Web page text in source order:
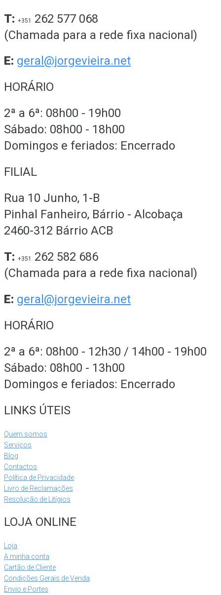
T: +351
262 577 068
(Chamada para a rede fixa nacional)
E: geral@jorgevieira.net
HORÁRIO
2ª a 6ª: 08h00 - 19h00
Sábado: 08h00 - 18h00
Domingos e feriados: Encerrado
FILIAL
Rua 10 Junho, 1-B
Pinhal Fanheiro, Bárrio - Alcobaça
2460-312 Bárrio ACB
T: +351
262 582 686
(Chamada para a rede fixa nacional)
E: geral@jorgevieira.net
HORÁRIO
2ª a 6ª: 08h00 - 12h30 / 14h00 - 19h00
Sábado: 08h00 - 13h00
Domingos e feriados: Encerrado
LINKS ÚTEIS
Quem somos
Serviços
Blog
Contactos
Política de Privacidade
Livro de Reclamações
Resolução de Litígios
LOJA ONLINE
Loja
A minha conta
Cartão de Cliente
Condições Gerais de Venda
Envio e Portes